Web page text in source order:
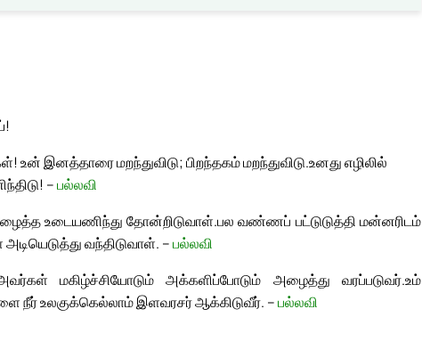
இனத்தாரை மறந்துவிடு; பிறந்தகம் மறந்துவிடு.உனது எழிலில்
–பல்லவி
உடையணிந்து தோன்றிடுவாள்.பல வண்ணப் பட்டுடுத்தி மன்னரிடம்
வந்திடுவாள். –பல்லவி
மகிழ்ச்சியோடும் அக்களிப்போடும் அழைத்து வரப்படுவர்.உம்
நீர் உலகுக்கெல்லாம் இளவரசர் ஆக்கிடுவீர். –பல்லவி